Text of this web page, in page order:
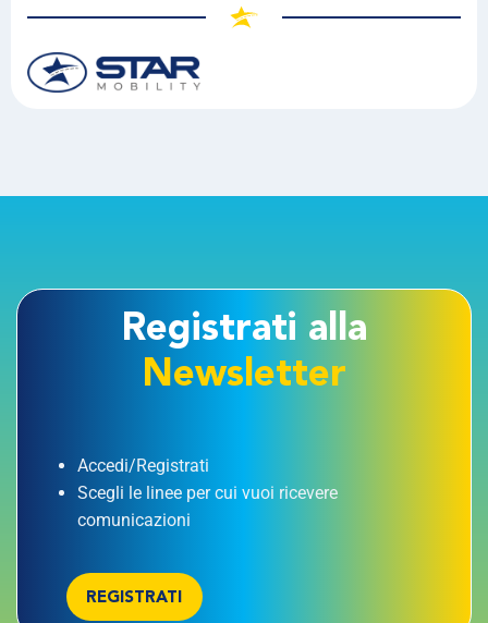
Registrati alla
Newsletter
Accedi/Registrati
Scegli le linee per cui vuoi ricevere
comunicazioni
REGISTRATI